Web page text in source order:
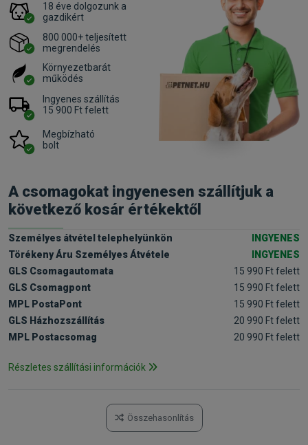
18 éve dolgozunk a
gazdikért
800 000+ teljesített
megrendelés
Környezetbarát
működés
Ingyenes szállítás
15 900 Ft felett
Megbízható
bolt
A csomagokat ingyenesen szállítjuk a
következő kosár értékektől
Személyes átvétel telephelyünkön
INGYENES
Törékeny Áru Személyes Átvétele
INGYENES
GLS Csomagautomata
15 990 Ft felett
GLS Csomagpont
15 990 Ft felett
MPL PostaPont
15 990 Ft felett
GLS Házhozszállítás
20 990 Ft felett
MPL Postacsomag
20 990 Ft felett
Részletes szállítási információk
Összehasonlítás